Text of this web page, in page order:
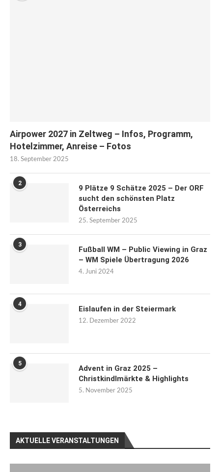
AKTUELLE VERANSTALTUNGEN
Airpower 2027 in Zeltweg – Infos, Programm,
Hotelzimmer, Anreise – Fotos
18. September 2025
2
9 Plätze 9 Schätze 2025 – Der ORF
sucht den schönsten Platz
Österreichs
25. September 2025
3
Fußball WM – Public Viewing in Graz
– WM Spiele Übertragung 2026
4. Juni 2024
4
Eislaufen in der Steiermark
12. Dezember 2022
5
Advent in Graz 2025 –
Christkindlmärkte & Highlights
5. November 2025